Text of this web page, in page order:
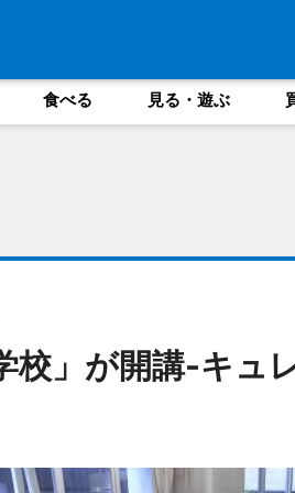
食べる 見る・遊ぶ
校」が開講-キュ